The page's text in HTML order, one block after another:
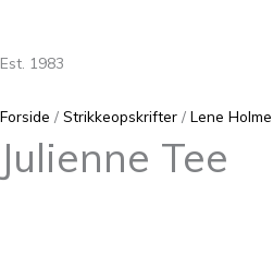
Est. 1983
Forside / Strikkeopskrifter / Lene
Julienne Tee